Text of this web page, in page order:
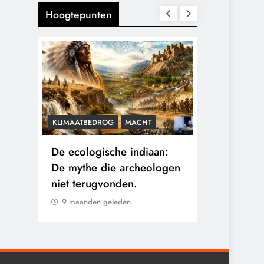
Hoogtepunten
KLIMAATBEDROG MACHT
De ecologische indiaan:
De mythe die archeologen
niet terugvonden.
9 maanden geleden